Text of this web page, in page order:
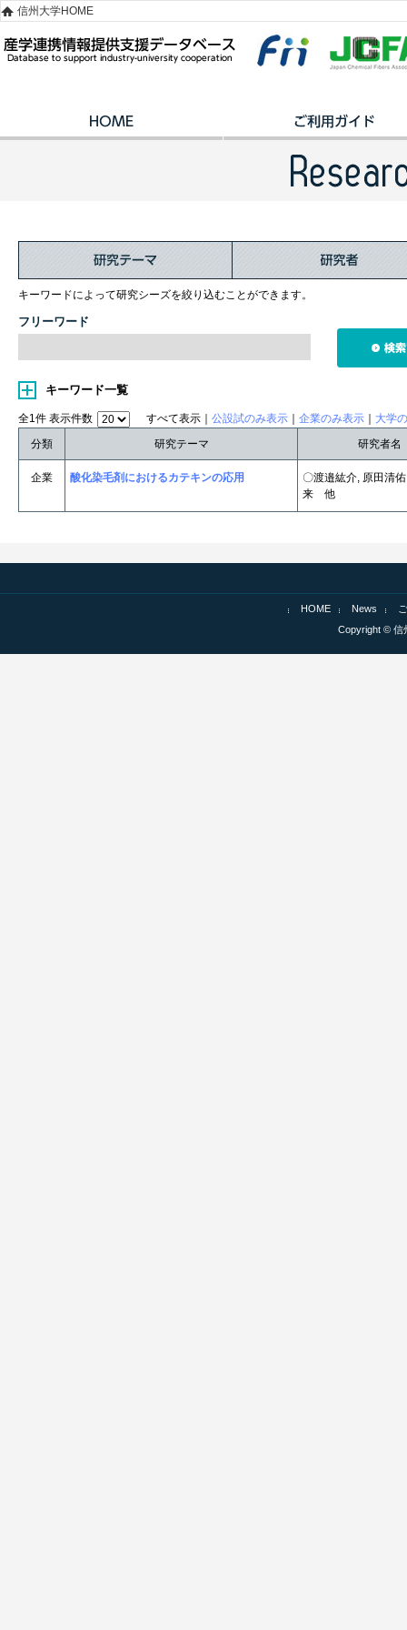
信州大学HOME
キーワードによって研究シーズを絞り込むことができます。
フリーワード
キーワード一覧
全1件 表示件数 すべて表示｜ 公設試のみ表示 企業のみ表示
大学
分類
研究テーマ 研究者名
企業 酸化染毛剤におけるカテキンの応用
〇渡邉紘介, 原田清
来 他
HOME News
Copyright © 信